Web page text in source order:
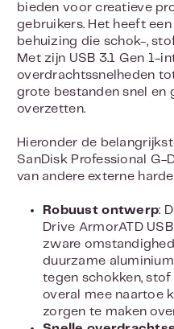
bieden voor creatieve
gebruikers. Het heeft
behuizing die schok-,
Met zijn USB 3.1 Gen 1-
overdrachtssnelheden
grote bestanden snel en
overzetten.
Hieronder de
SanDisk Professional
van andere externe
Robuust ontwerp:
Drive ArmorATD
zware
duurzame
tegen schokken,
overal mee naartoe
zorgen te maken